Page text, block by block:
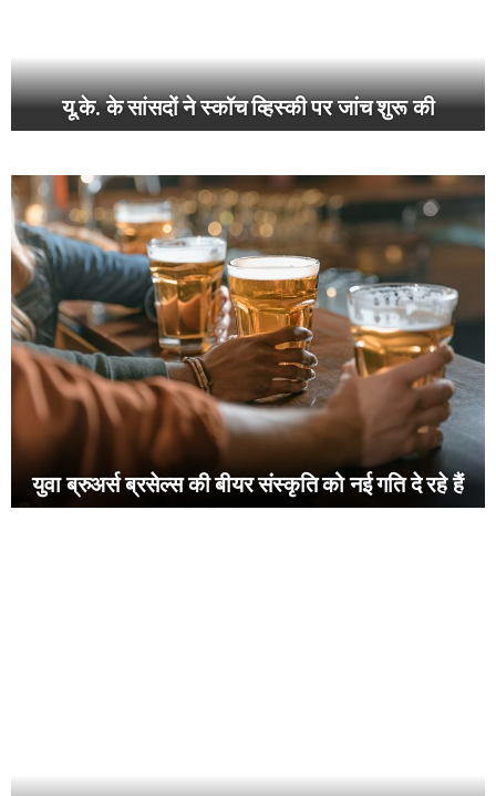
यू.के. के सांसदों ने स्कॉच व्हिस्की पर जांच शुरू की
युवा ब्रुअर्स ब्रसेल्स की बीयर संस्कृति को नई गति दे रहे हैं